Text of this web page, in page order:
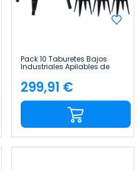
Pack 10 Taburetes Bajos
Industriales Apilables de
Acero y Madera
38x38x46cm Thinia Home
Precio
299,91 €